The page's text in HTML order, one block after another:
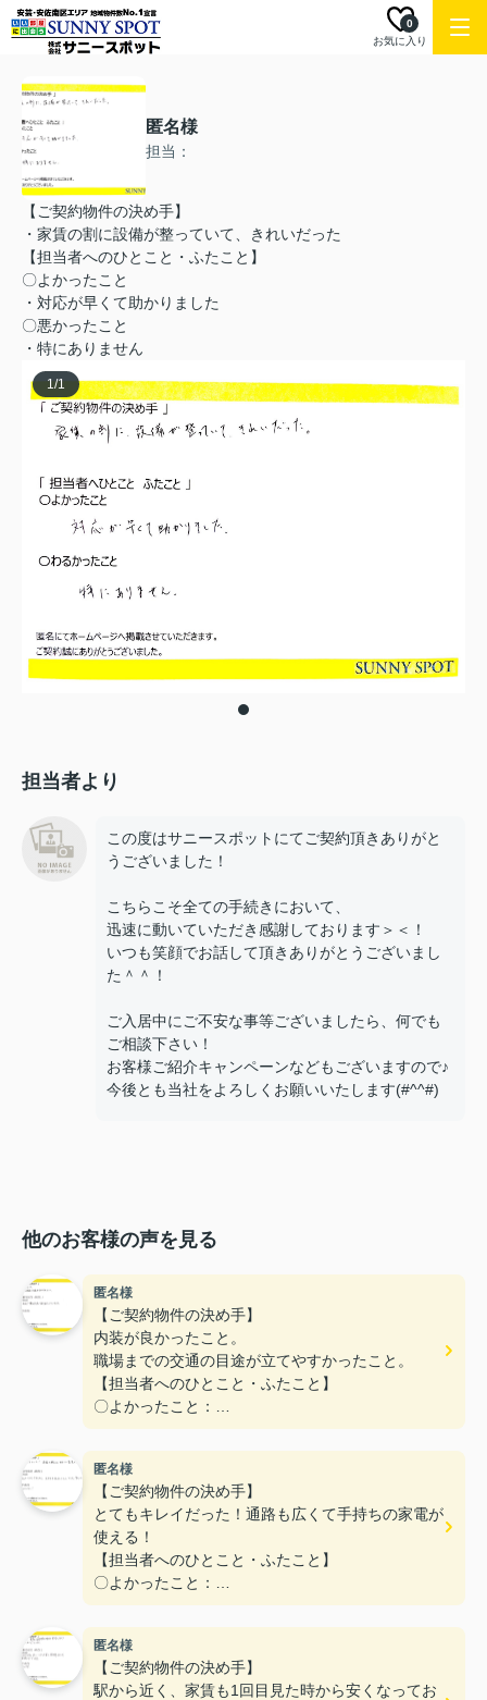
お気に入り
0
匿名様
担当：
【ご契約物件の決め手】
・家賃の割に設備が整っていて、きれいだった
【担当者へのひとこと・ふたこと】
〇よかったこと
・対応が早くて助かりました
〇悪かったこと
・特にありません
1/1
担当者より
この度はサニースポットにてご契約頂きありがと
うございました！
こちらこそ全ての手続きにおいて、
迅速に動いていただき感謝しております＞＜！
いつも笑顔でお話して頂きありがとうございまし
た＾＾！
ご入居中にご不安な事等ございましたら、何でも
ご相談下さい！
お客様ご紹介キャンペーンなどもございますので♪
今後とも当社をよろしくお願いいたします(#^^#)
他のお客様の声を見る
匿名様
【ご契約物件の決め手】
内装が良かったこと。
職場までの交通の目途が立てやすかったこと。
【担当者へのひとこと・ふたこと】
〇よかったこと：
こまかい所まで丁寧な対応をありがとうございまし
た。
〇悪かったこと：
匿名様
【ご契約物件の決め手】
とてもキレイだった！通路も広くて手持ちの家電が
使える！
【担当者へのひとこと・ふたこと】
〇よかったこと：
対応がとてもやわらかく、不なれな私たちにとって
とても安心できた。
〇悪かったこと：
とくになし！
匿名様
【ご契約物件の決め手】
駅から近く、家賃も1回目見た時から安くなってお